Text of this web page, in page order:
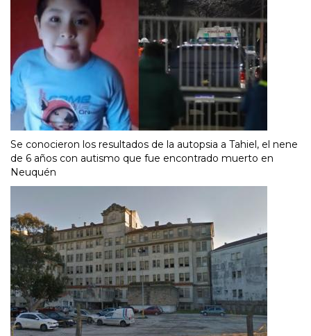
Se conocieron los resultados de la autopsia a Tahiel, el nene
de 6 años con autismo que fue encontrado muerto en
Neuquén